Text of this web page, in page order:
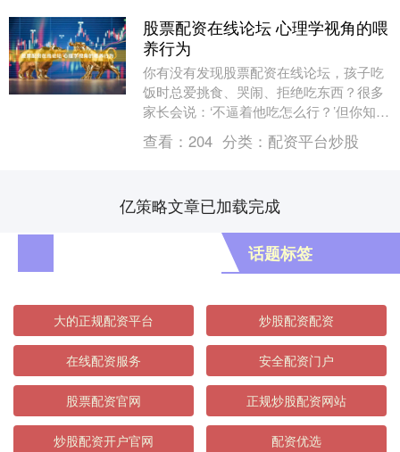
股票配资在线论坛 心理学视角的喂
养行为
你有没有发现股票配资在线论坛，孩子吃
饭时总爱挑食、哭闹、拒绝吃东西？很多
家长会说：‘不逼着他吃怎么行？’但你知道
吗，从心理学角度来看，强迫喂食可能正
在伤害孩子的....
查看： 204 分类： 配资平台炒股
亿策略文章已加载完成
话题标签
大的正规配资平台 炒股配资配资
在线配资服务 安全配资门户
股票配资官网 正规炒股配资网站
炒股配资开户官网 配资优选